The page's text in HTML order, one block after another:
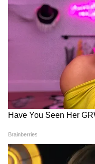
पीएम मोदी को इजराइली पीएम
नेतन्याहू का फोन, द्विपक्षीय